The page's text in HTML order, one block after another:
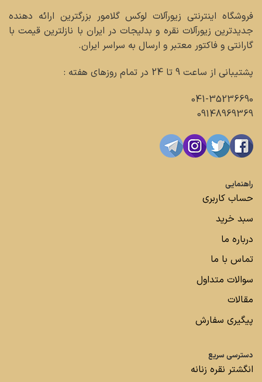
فروشگاه اینترنتی زیورآلات لوکس گلامور بزرگترین ارائه دهنده
جدیدترین زیورآلات نقره و بدلیجات در ایران با نازلترین قیمت با
گارانتی و فاکتور معتبر و ارسال به سراسر ایران.
پشتیبانی از ساعت 9 تا 24 در تمام روزهای هفته :
041-35236690
09148969369
راهنمایی
حساب کاربری
سبد خرید
درباره ما
تماس با ما
سوالات متداول
مقالات
پیگیری سفارش
دسترسی سریع
انگشتر نقره زنانه